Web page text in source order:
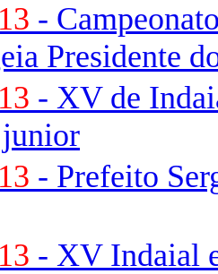
-
Presidente
- XV de
- Prefeito
- XV Indaial